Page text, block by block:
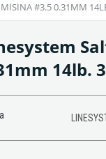
#3.5 0.31MM
14lb.